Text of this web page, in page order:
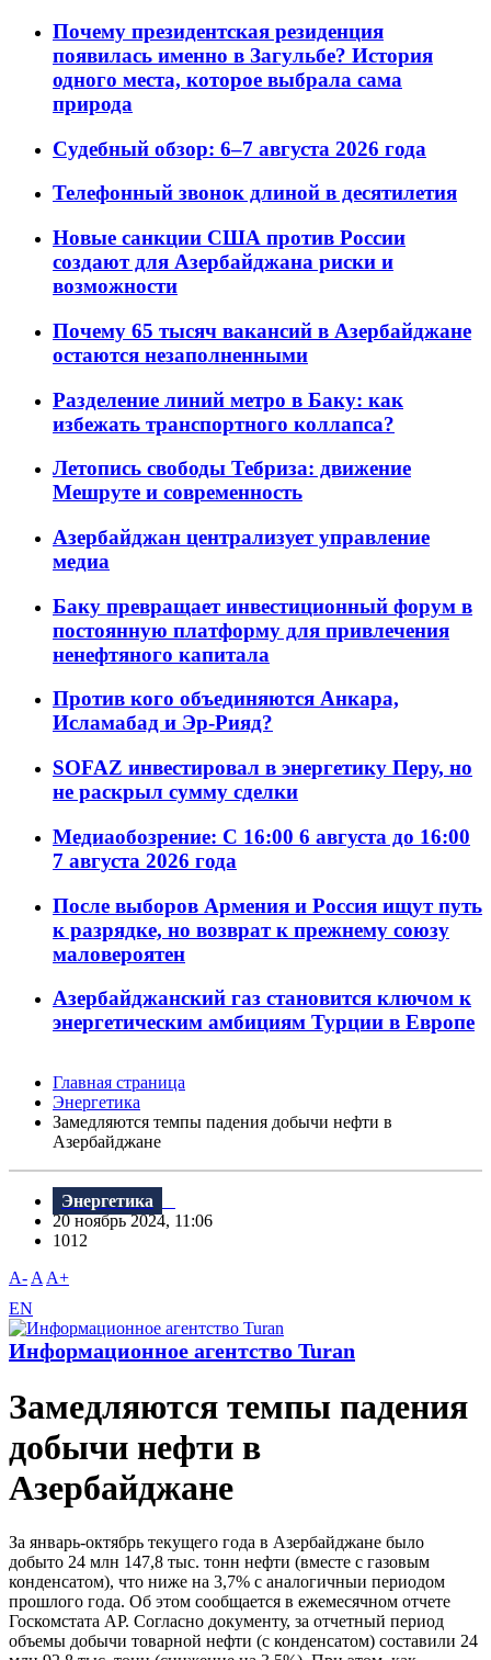
Почему президентская резиденция
появилась именно в Загульбе? История
одного места, которое выбрала сама
природа
Судебный обзор: 6–7 августа 2026 года
Телефонный звонок длиной в десятилетия
Новые санкции США против России
создают для Азербайджана риски и
возможности
Почему 65 тысяч вакансий в Азербайджане
остаются незаполненными
Разделение линий метро в Баку: как
избежать транспортного коллапса?
Летопись свободы Тебриза: движение
Мешруте и современность
Азербайджан централизует управление
медиа
Баку превращает инвестиционный форум в
постоянную платформу для привлечения
ненефтяного капитала
Против кого объединяются Анкара,
Исламабад и Эр-Рияд?
SOFAZ инвестировал в энергетику Перу, но
не раскрыл сумму сделки
Медиаобозрение: С 16:00 6 августа до 16:00
7 августа 2026 года
После выборов Армения и Россия ищут путь
к разрядке, но возврат к прежнему союзу
маловероятен
Азербайджанский газ становится ключом к
энергетическим амбициям Турции в Европе
Главная страница
Энергетика
Замедляются темпы падения добычи нефти в
Азербайджане
Энергетика
20 ноябрь 2024, 11:06
1012
A- A A+
EN
Информационное агентство Turan
Замедляются темпы падения
добычи нефти в
Азербайджане
За январь-октябрь текущего года в Азербайджане было
добыто 24 млн 147,8 тыс. тонн нефти (вместе с газовым
конденсатом), что ниже на 3,7% с аналогичныи периодом
прошлого года. Об этом сообщается в ежемесячном отчете
Госкомстата АР. Согласно документу, за отчетный период
объемы добычи товарной нефти (с конденсатом) составили 24